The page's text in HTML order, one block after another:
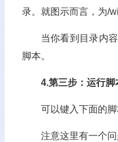
录。就图示而言，为/
当你看到目录内
脚本。
4.第三步：运行脚
可以键入下面的脚
注意这里有一个问